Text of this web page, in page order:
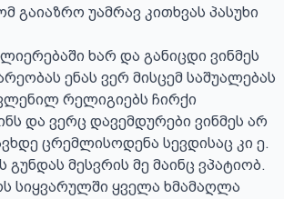
გაიაზრო უამრავ კითხვას პასუხი
ხარ და განიცდი ვინმეს
ენას ვერ მისცემ საშუალებას
რელიგიებს ჩირქი
და ვერც დავემდურები ვინმეს არ
ცრემლისოდენა სევდისაც კი ე.
გუნდას მესვრის მე მაინც ვპატიობ.
სიყვარულში ყველა ხმამაღლა